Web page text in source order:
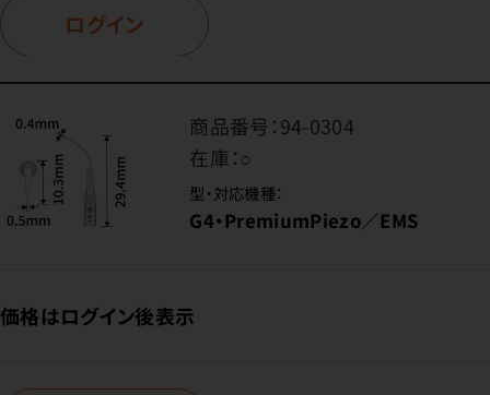
ログイン
商品番号：94-0304
在庫：○
型・対応機種：
G4・PremiumPiezo／EMS
価格はログイン後表示